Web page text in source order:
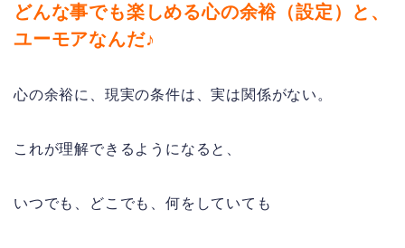
どんな事でも楽しめる心の余裕（設定）と、
ユーモアなんだ♪
心の余裕に、現実の条件は、実は関係がない。
これが理解できるようになると、
いつでも、どこでも、何をしていても